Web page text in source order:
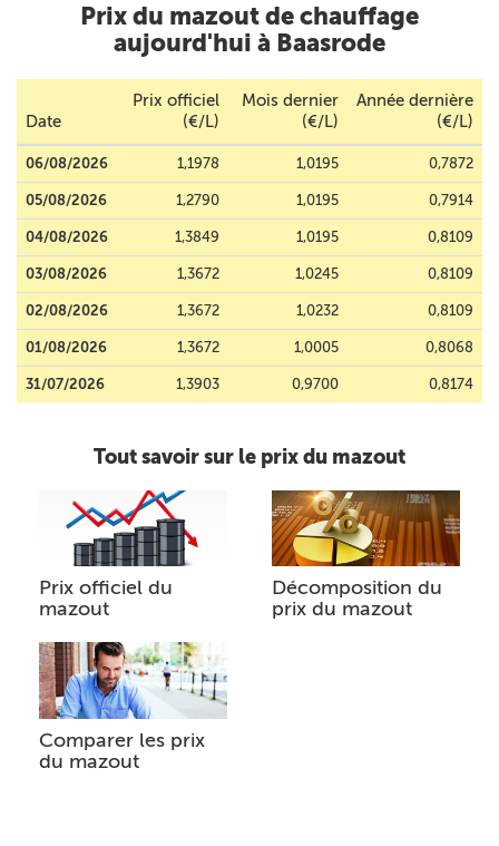
Prix du mazout de chauffage
aujourd'hui à Baasrode
Date
Prix officiel
(€/L)
Mois dernier
(€/L)
Année dernière
(€/L)
06/08/2026 1,1978 1,0195 0,7872
05/08/2026 1,2790 1,0195 0,7914
04/08/2026 1,3849 1,0195 0,8109
03/08/2026 1,3672 1,0245 0,8109
02/08/2026 1,3672 1,0232 0,8109
01/08/2026 1,3672 1,0005 0,8068
31/07/2026 1,3903 0,9700 0,8174
Tout savoir sur le prix du mazout
Prix officiel du
mazout
Décomposition du
prix du mazout
Comparer les prix
du mazout